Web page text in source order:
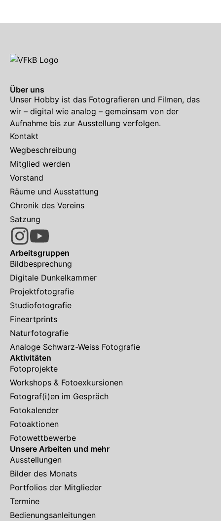
Über uns
Unser Hobby ist das Fotografieren und Filmen, das
wir – digital wie analog – gemeinsam von der
Aufnahme bis zur Ausstellung verfolgen.
Kontakt
Wegbeschreibung
Mitglied werden
Vorstand
Räume und Ausstattung
Chronik des Vereins
Satzung
Arbeitsgruppen
Bildbesprechung
Digitale Dunkelkammer
Projektfotografie
Studiofotografie
Fineartprints
Naturfotografie
Analoge Schwarz-Weiss Fotografie
Aktivitäten
Fotoprojekte
Workshops & Fotoexkursionen
Fotograf(i)en im Gespräch
Fotokalender
Fotoaktionen
Fotowettbewerbe
Unsere Arbeiten und mehr
Ausstellungen
Bilder des Monats
Portfolios der Mitglieder
Termine
Bedienungsanleitungen